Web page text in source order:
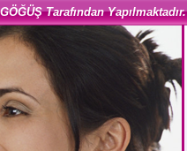
Tarafından Yapılmaktadır.